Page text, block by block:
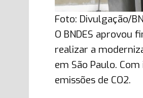
Foto: Divulgação/
O BNDES aprovou
realizar a
em São Paulo.
emissões de CO2.